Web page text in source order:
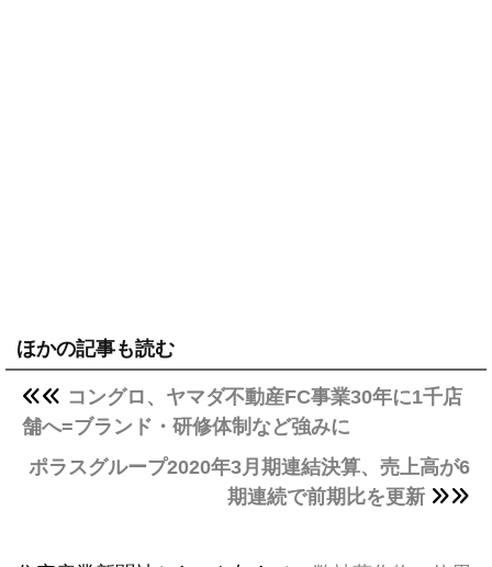
ほかの記事も読む
コングロ、ヤマダ不動産FC事業30年に1千店
舗へ=ブランド・研修体制など強みに
ポラスグループ2020年3月期連結決算、売上高が6
期連続で前期比を更新